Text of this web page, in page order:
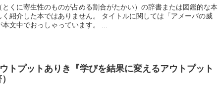
くに寄生性のものが占める割合がたかい）の辞書または図鑑的な本
紹介した本ではありません。 タイトルに関しては「アメーバの威
文中でおっしゃっています。 ...
トプットありき『学びを結果に変えるアウトプット